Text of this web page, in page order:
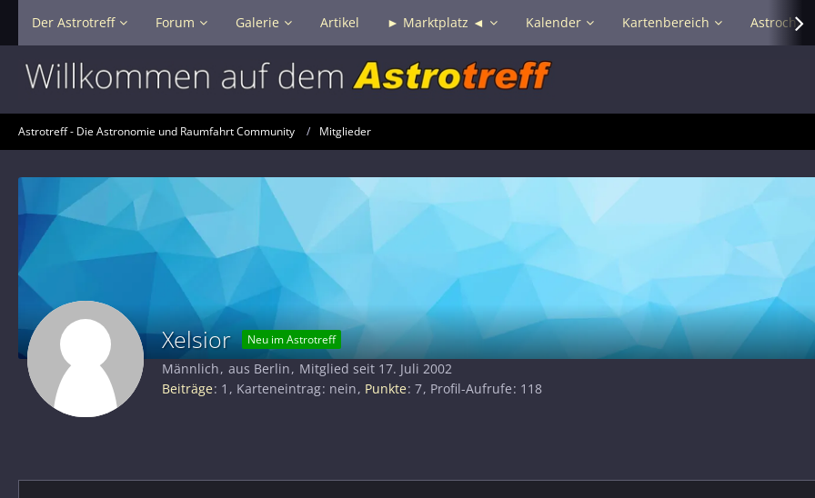
Der Astrotreff Forum Galerie Artikel ► Marktplatz ◄ Kalender Kartenbereich Astrochat
Astrotreff - Die Astronomie und Raumfahrt Community Mitglieder
Xelsior Neu im Astrotreff
Männlich aus Berlin
Mitglied seit 17. Juli 2002
Beiträge 1 Karteneintrag nein Punkte 7 Profil-Aufrufe 118